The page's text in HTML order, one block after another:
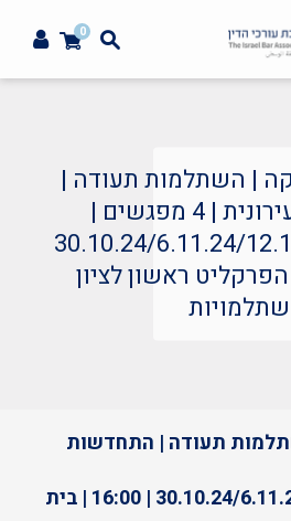
0
| השתלמות תעודה |
התחדשות עירונית | 4 מפגשים |
30.10.24/6.11.24/
תעודה | התחדשות
30.10.24/6.11.24/12.11.24/20.11.24 | 16:00 | בית